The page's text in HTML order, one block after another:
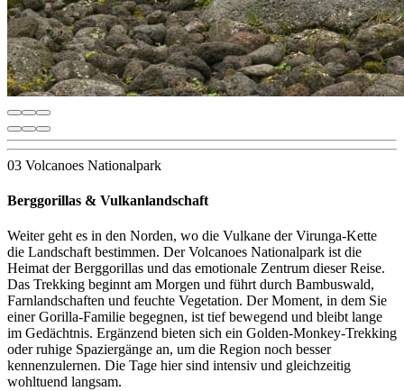
03 Volcanoes Nationalpark
Berggorillas & Vulkanlandschaft
Weiter geht es in den Norden, wo die Vulkane der Virunga-Kette
die Landschaft bestimmen. Der Volcanoes Nationalpark ist die
Heimat der Berggorillas und das emotionale Zentrum dieser Reise.
Das Trekking beginnt am Morgen und führt durch Bambuswald,
Farnlandschaften und feuchte Vegetation. Der Moment, in dem Sie
einer Gorilla-Familie begegnen, ist tief bewegend und bleibt lange
im Gedächtnis. Ergänzend bieten sich ein Golden-Monkey-Trekking
oder ruhige Spaziergänge an, um die Region noch besser
kennenzulernen. Die Tage hier sind intensiv und gleichzeitig
wohltuend langsam.